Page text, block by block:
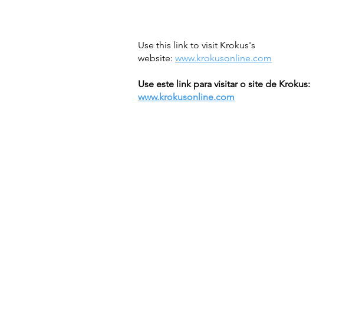
Use this link to visit Krokus's
website: www.krokusonline.com
Use este link para visitar o site de Krokus:
www.krokusonline.com